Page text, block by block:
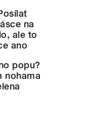
na
ale to
ano
popu?
nohama